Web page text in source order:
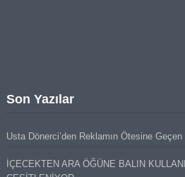
Son Yazılar
Usta Dönerci’den Reklamın Ötesine
İÇECEKTEN ARA ÖĞÜNE BALIN